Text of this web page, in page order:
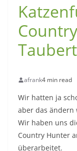
afrank4 min read
Wir hatten ja
aber das ändern
Wir haben uns
Country Hunter
überarbeitet.